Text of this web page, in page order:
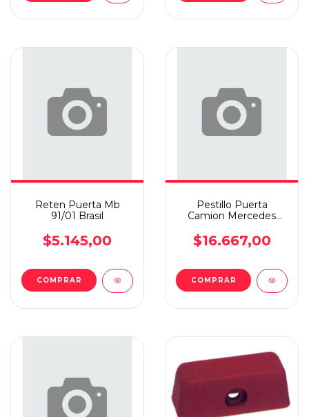
Reten Puerta Mb
91/01 Brasil
$5.145,00
Pestillo Puerta
Camion Mercedes
$16.667,00
COMPRAR